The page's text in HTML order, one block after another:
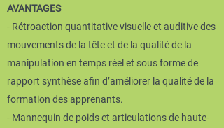
AVANTAGES
- Rétroaction quantitative visuelle et auditive des
mouvements de la tête et de la qualité de la
manipulation en temps réel et sous forme de
rapport synthèse afin d’améliorer la qualité de la
formation des apprenants.
- Mannequin de poids et articulations de haute-